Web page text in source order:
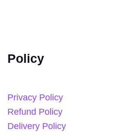
Policy
Privacy Policy
Refund Policy
Delivery Policy